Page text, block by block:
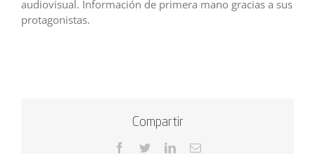
audiovisual. Información de primera mano gracias a sus
protagonistas.
Compartir
Facebook
TwitterLinkedInCorreo